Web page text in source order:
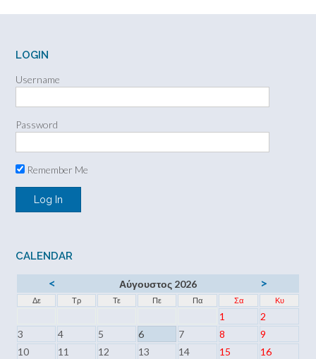
LOGIN
Username
Password
Remember Me
CALENDAR
< Αύγουστος 2026 >
Δε Τρ Τε Πε Πα Σα Κυ
1
2
3
4 5 6 7 8
9
10
11 12 13 14 15 16